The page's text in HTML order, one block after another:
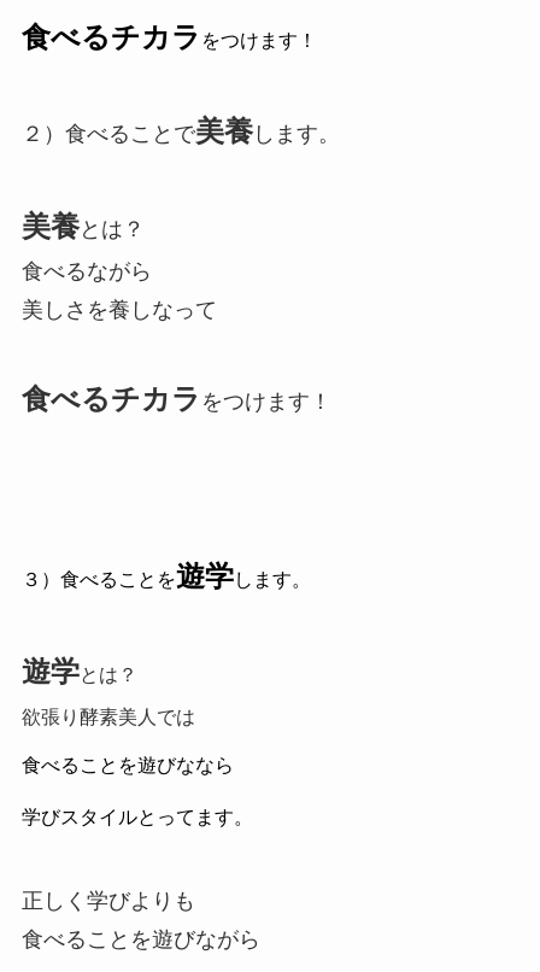
食べるチカラ をつけます！
２）食べることで美養します。
美養とは？
食べるながら
美しさを養しなって
食べるチカラ をつけます！
３）食べることを遊学します。
遊学とは？
欲張り酵素美人では
食べることを遊びななら
学びスタイルとってます。
正しく学びよりも
食べることを遊びながら